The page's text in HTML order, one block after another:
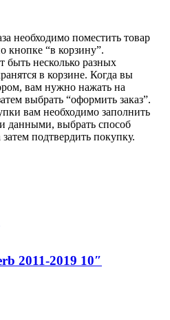
необходимо поместить товар
кнопке “в корзину”.
быть несколько разных
в корзине. Когда вы
вам нужно нажать на
выбрать “оформить заказ”.
вам необходимо заполнить
данными, выбрать способ
подтвердить покупку.
2011-2019 10″